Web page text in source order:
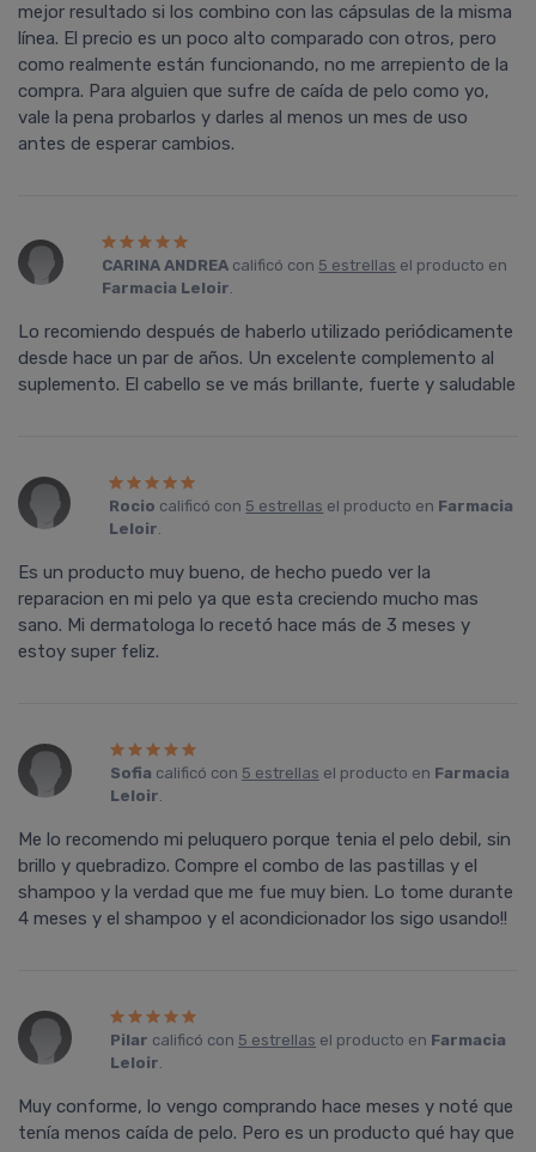
mejor resultado si los combino con las cápsulas de la misma
línea. El precio es un poco alto comparado con otros, pero
como realmente están funcionando, no me arrepiento de la
compra. Para alguien que sufre de caída de pelo como yo,
vale la pena probarlos y darles al menos un mes de uso
antes de esperar cambios.
CARINA ANDREA calificó con 5 estrellas el producto en
Farmacia Leloir.
Lo recomiendo después de haberlo utilizado periódicamente
desde hace un par de años. Un excelente complemento al
suplemento. El cabello se ve más brillante, fuerte y saludable
Rocio calificó con 5 estrellas el producto en Farmacia
Leloir.
Es un producto muy bueno, de hecho puedo ver la
reparacion en mi pelo ya que esta creciendo mucho mas
sano. Mi dermatologa lo recetó hace más de 3 meses y
estoy super feliz.
Sofia calificó con 5 estrellas el producto en Farmacia
Leloir.
Me lo recomendo mi peluquero porque tenia el pelo debil, sin
brillo y quebradizo. Compre el combo de las pastillas y el
shampoo y la verdad que me fue muy bien. Lo tome durante
4 meses y el shampoo y el acondicionador los sigo usando!!
Pilar calificó con 5 estrellas el producto en Farmacia
Leloir.
Muy conforme, lo vengo comprando hace meses y noté que
tenía menos caída de pelo. Pero es un producto qué hay que